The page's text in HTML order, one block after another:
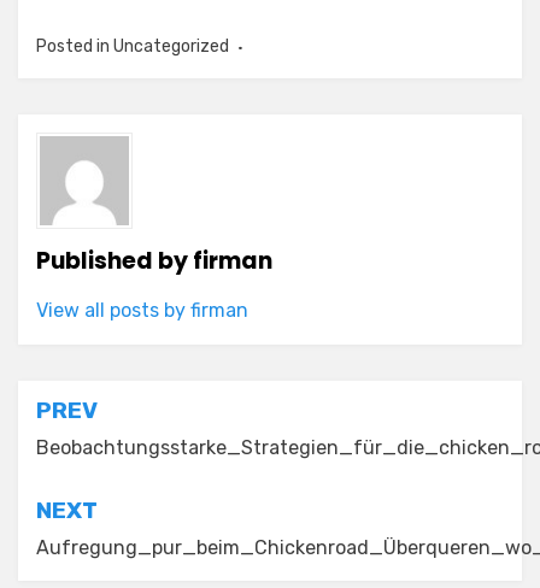
Posted in Uncategorized
Published byfirman
View all posts by firman
Post
navigation
PREV
NEXT